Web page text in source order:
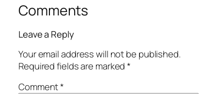
Comments
Leave a Reply
Your email address will not be published.
Required fields are marked*
Comment*